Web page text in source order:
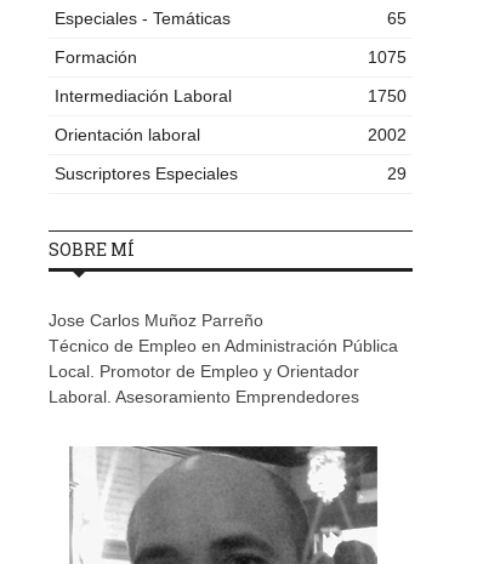
Especiales - Temáticas
65
Formación
1075
Intermediación Laboral
1750
Orientación laboral
2002
Suscriptores Especiales
29
SOBRE MÍ
Jose Carlos Muñoz Parreño
Técnico de Empleo en Administración Pública
Local. Promotor de Empleo y Orientador
Laboral. Asesoramiento Emprendedores